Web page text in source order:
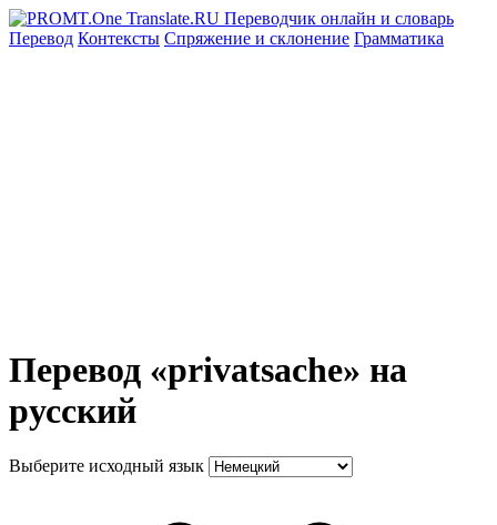
Перевод Контексты Спряжение и склонение Грамматика
Перевод «privatsache» на
русский
Выберите исходный язык